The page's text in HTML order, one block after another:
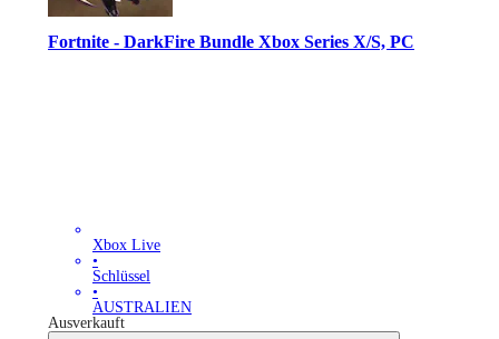
Fortnite - DarkFire Bundle Xbox Series X/S, PC
Xbox Live
•
Schlüssel
•
AUSTRALIEN
Ausverkauft